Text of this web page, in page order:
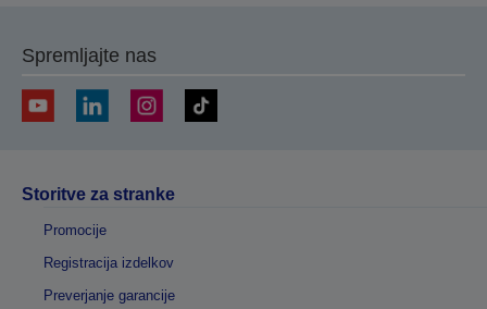
Spremljajte nas
Storitve za stranke
Promocije
Registracija izdelkov
Preverjanje garancije